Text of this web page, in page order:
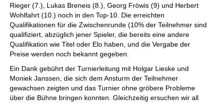
Rieger (7.), Lukas Breneis (8.), Georg Fröwis (9) und Herbert
Wohlfahrt (10.) noch in den Top-10. Die erreichten
Qualifikationen für die Zwischenrunde (10% der Teilnehmer sind
qualifiziert, abzüglich jener Spieler, die bereits eine andere
Qualifikation wie Titel oder Elo haben, und die Vergabe der
Preise werden noch bekannt gegeben.
Ein Dank gebührt der Turnierleitung mit Holgar Lieske und
Moniek Janssen, die sich dem Ansturm der Teilnehmer
gewachsen zeigten und das Turnier ohne gröbere Probleme
über die Bühne bringen konnten. Gleichzeitig ersuchen wir all